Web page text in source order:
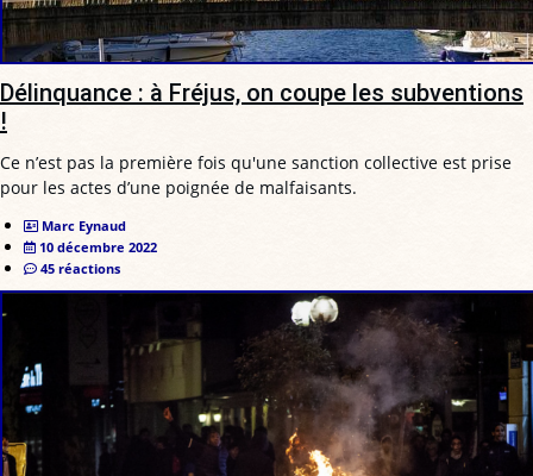
Délinquance : à Fréjus, on coupe les subventions
!
Ce n’est pas la première fois qu'une sanction collective est prise
pour les actes d’une poignée de malfaisants.
Marc Eynaud
10 décembre 2022
45 réactions